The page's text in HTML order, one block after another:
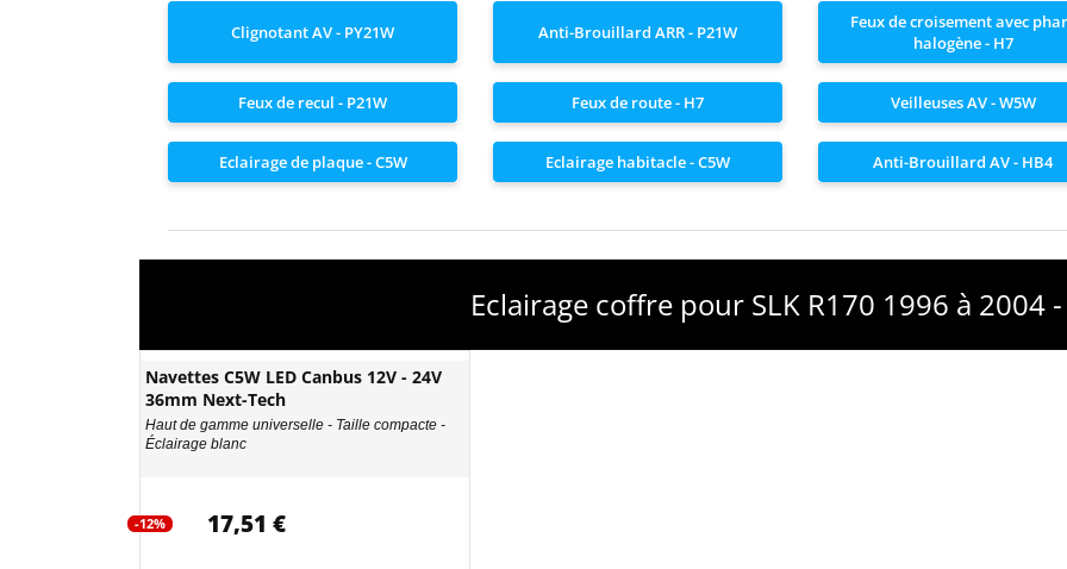
Clignotant AV - PY21W Anti-Brouillard ARR - P21W
Feux de croisement avec
halogène - H7
Feux de recul - P21W Feux de route - H7 Veilleuses AV - W5W
Eclairage de plaque - C5W Eclairage habitacle - C5W Anti-Brouillard AV - HB4
Eclairage coffre pour SLK R170 1996 à 2004
Navettes C5W LED Canbus 12V - 24V
36mm Next-Tech
Haut de gamme universelle - Taille compacte -
Éclairage blanc
-12% 17,51 €